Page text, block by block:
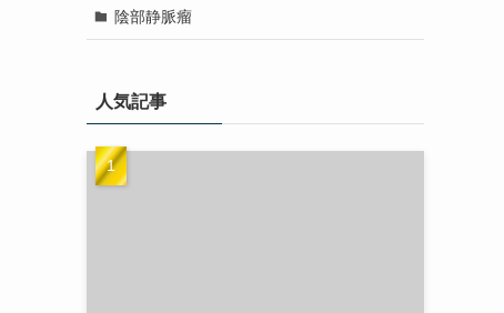
陰部静脈瘤
人気記事